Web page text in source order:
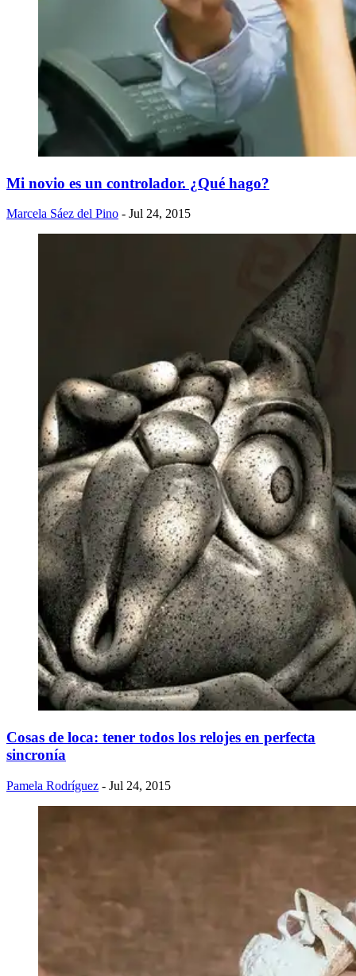
Mi novio es un controlador. ¿Qué hago?
Marcela Sáez del Pino - Jul 24, 2015
Cosas de loca: tener todos los relojes en perfecta
sincronía
Pamela Rodríguez - Jul 24, 2015